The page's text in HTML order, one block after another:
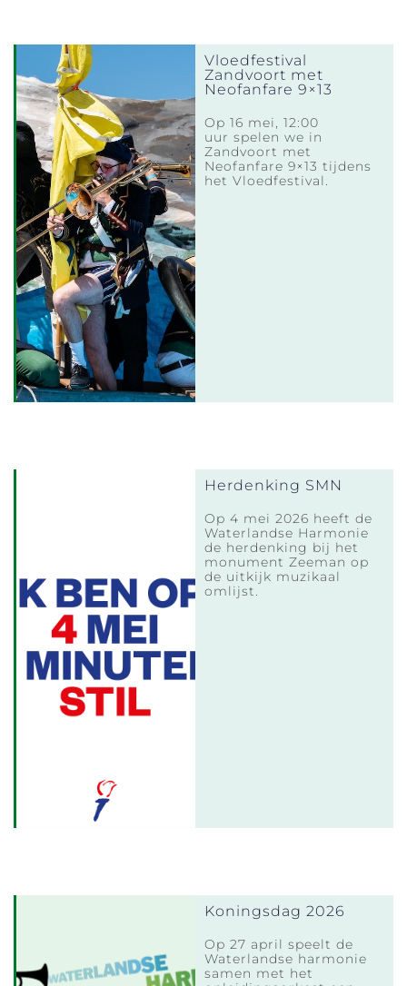
Vloedfestival
Zandvoort met
Neofanfare 9×13
Op 16 mei, 12:00
uur spelen we in
Zandvoort met
Neofanfare 9×13 tijdens
het Vloedfestival.
Herdenking SMN
Op 4 mei 2026 heeft de
Waterlandse Harmonie
de herdenking bij het
monument Zeeman op
de uitkijk muzikaal
omlijst.
Koningsdag 2026
Op 27 april speelt de
Waterlandse harmonie
samen met het